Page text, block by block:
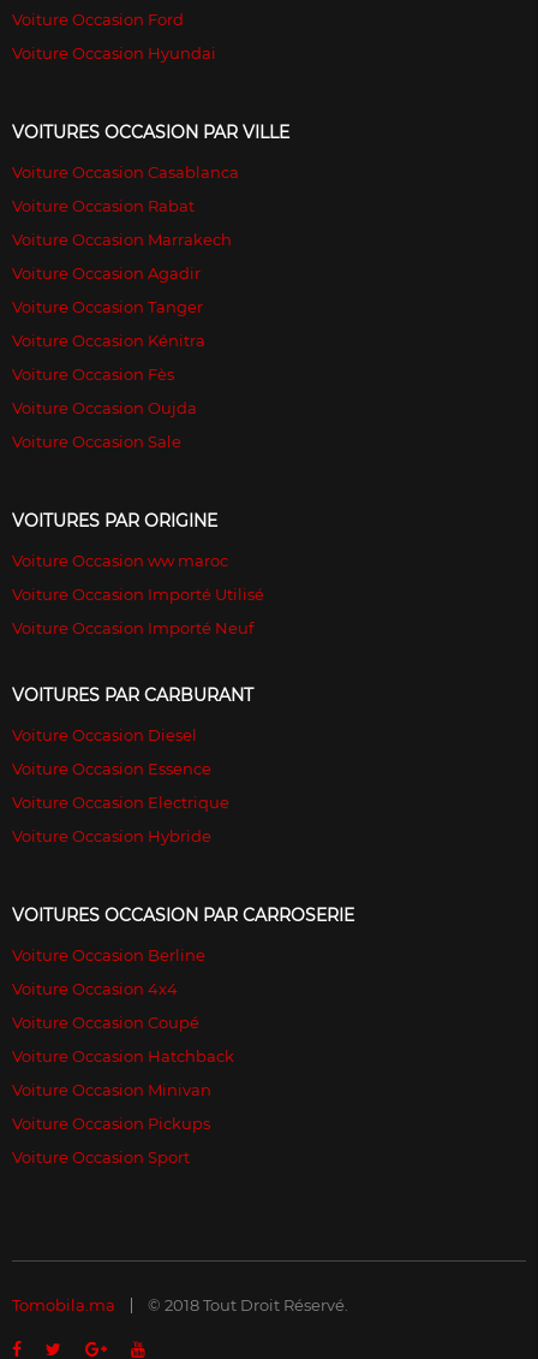
Voiture Occasion Ford
Voiture Occasion Hyundai
VOITURES OCCASION PAR VILLE
Voiture Occasion Casablanca
Voiture Occasion Rabat
Voiture Occasion Marrakech
Voiture Occasion Agadir
Voiture Occasion Tanger
Voiture Occasion Kénitra
Voiture Occasion Fès
Voiture Occasion Oujda
Voiture Occasion Sale
VOITURES PAR ORIGINE
Voiture Occasion ww maroc
Voiture Occasion Importé Utilisé
Voiture Occasion Importé Neuf
VOITURES PAR CARBURANT
Voiture Occasion Diesel
Voiture Occasion Essence
Voiture Occasion Electrique
Voiture Occasion Hybride
VOITURES OCCASION PAR CARROSERIE
Voiture Occasion Berline
Voiture Occasion 4x4
Voiture Occasion Coupé
Voiture Occasion Hatchback
Voiture Occasion Minivan
Voiture Occasion Pickups
Voiture Occasion Sport
Tomobila.ma © 2018 Tout Droit Réservé.